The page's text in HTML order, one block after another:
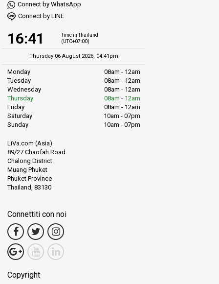
Connect by WhatsApp
Connect by LINE
16:41
Time in Thailand
(UTC+07:00)
Thursday 06 August 2026, 04:41pm
Monday
08am - 12am
Tuesday
08am - 12am
Wednesday
08am - 12am
Thursday
08am - 12am
Friday
08am - 12am
Saturday
10am - 07pm
Sunday
10am - 07pm
LiVa.com (Asia)
89/27 Chaofah Road
Chalong District
Muang Phuket
Phuket Province
Thailand, 83130
Connettiti con noi
Copyright